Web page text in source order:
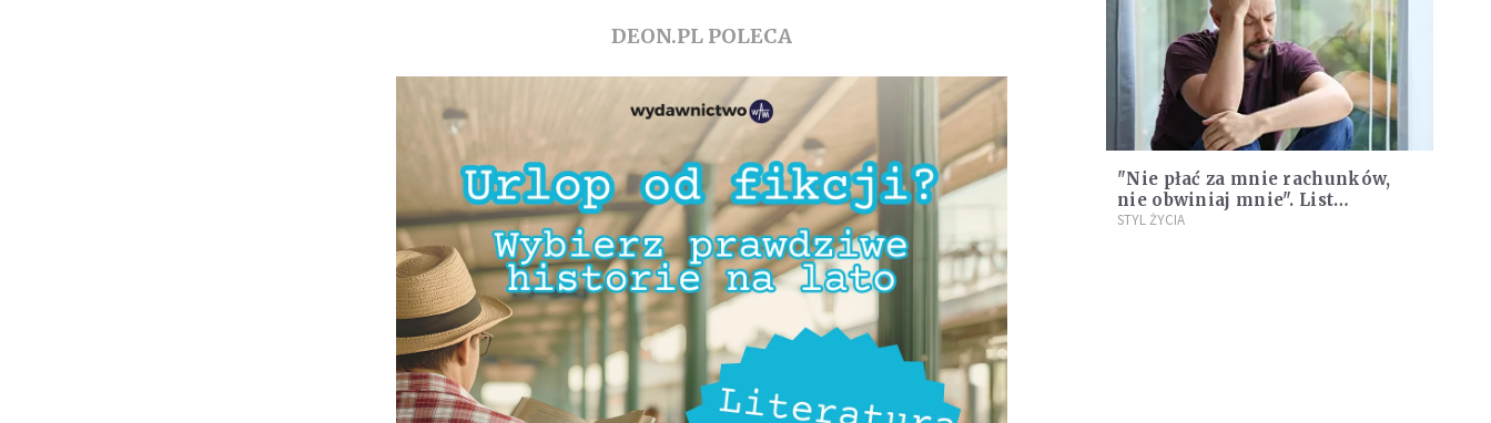
DEON.PL POLECA
"Nie płać za mnie rachunków,
nie obwiniaj mnie". List
alkoholika do swojej żony
STYL ŻYCIA